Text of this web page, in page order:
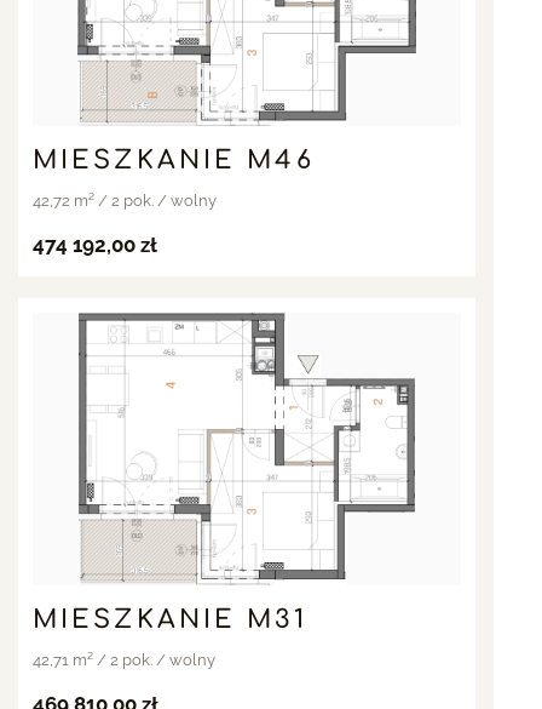
MIESZKANIE M46
42,72 m² / 2 pok. / wolny
474 192,00 zł
MIESZKANIE M31
42,71 m² / 2 pok. / wolny
469 810,00 zł